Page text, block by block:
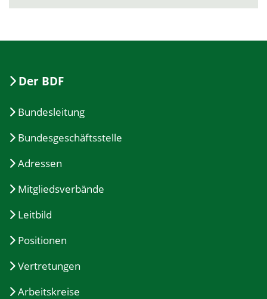
Der BDF
Bundesleitung
Bundesgeschäftsstelle
Adressen
Mitgliedsverbände
Leitbild
Positionen
Vertretungen
Arbeitskreise